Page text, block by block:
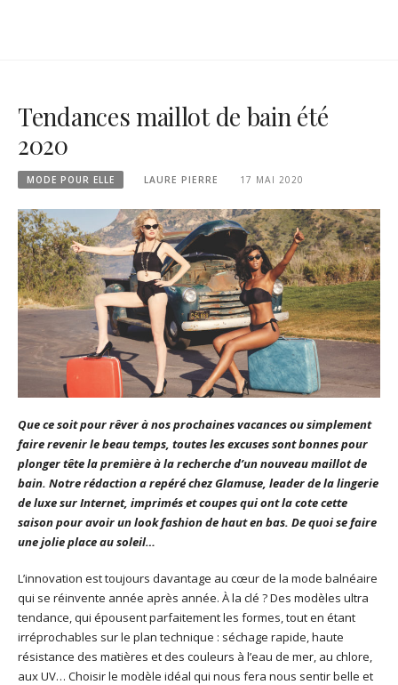
Tendances maillot de bain été
2020
MODE POUR ELLE LAURE PIERRE 17 MAI 2020
Que ce soit pour rêver à nos prochaines vacances ou simplement
faire revenir le beau temps, toutes les excuses sont bonnes pour
plonger tête la première à la recherche d’un nouveau maillot de
bain. Notre rédaction a repéré chez Glamuse, leader de la lingerie
de luxe sur Internet, imprimés et coupes qui ont la cote cette
saison pour avoir un look fashion de haut en bas. De quoi se faire
une jolie place au soleil…
L’innovation est toujours davantage au cœur de la mode balnéaire
qui se réinvente année après année. À la clé ? Des modèles ultra
tendance, qui épousent parfaitement les formes, tout en étant
irréprochables sur le plan technique : séchage rapide, haute
résistance des matières et des couleurs à l’eau de mer, au chlore,
aux UV… Choisir le modèle idéal qui nous fera nous sentir belle et